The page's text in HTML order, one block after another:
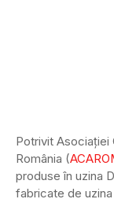
Potrivit Asociaţiei
România (
produse în uzina
fabricate de